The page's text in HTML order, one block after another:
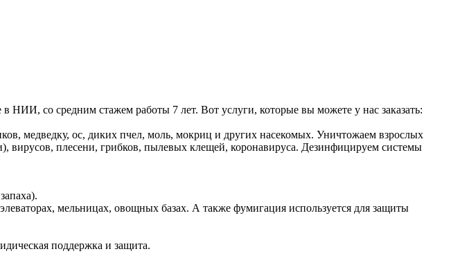
со средним стажем работы 7 лет. Вот услуги, которые вы можете у нас заказать:
медведку, ос, диких пчел, моль, мокриц и других насекомых. Уничтожаем взрослых
вирусов, плесени, грибков, пылевых клещей, коронавируса. Дезинфицируем системы
мельницах, овощных базах. А также фумигация используется для защиты
поддержка и защита.